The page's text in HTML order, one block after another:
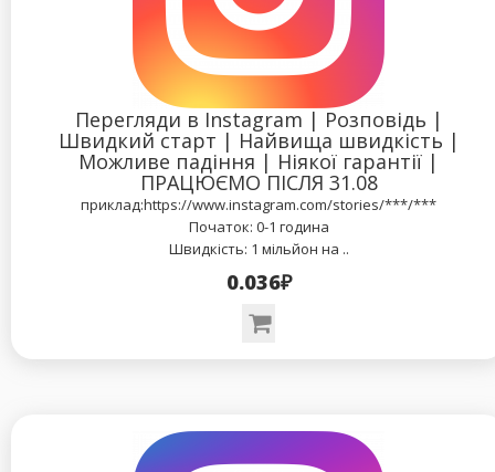
Перегляди в Instagram | Розповідь |
Швидкий старт | Найвища швидкість |
Можливе падіння | Ніякої гарантії |
ПРАЦЮЄМО ПІСЛЯ 31.08
приклад:https://www.instagram.com/stories/***/***
Початок: 0-1 година
Швидкість: 1 мільйон на ..
0.036₽